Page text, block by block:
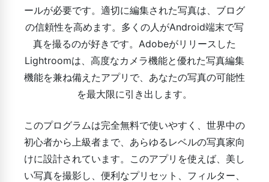
ールが必要です。適切に編集された写真は、ブログ
の信頼性を高めます。多くの人がAn​​droid端末で写
真を撮るのが好きです。Adobeがリリースした
Lightroomは、高度なカメラ機能と優れた写真編集
機能を兼ね備えたアプリで、あなたの写真の可能性
を最大限に引き出します。
このプログラムは完全無料で使いやすく、世界中の
初心者から上級者まで、あらゆるレベルの写真家向
けに設計されています。このアプリを使えば、美し
い写真を撮影し、便利なプリセット、フィルター、